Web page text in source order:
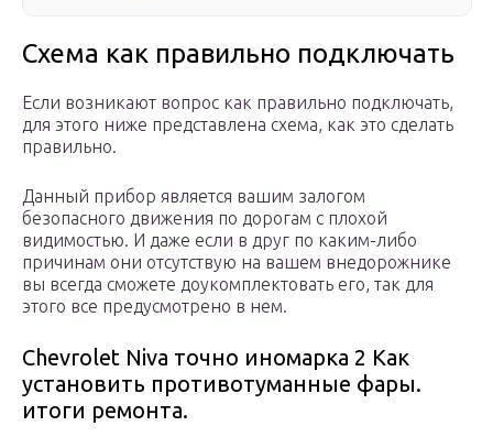
Схема как правильно подключать
Если возникают вопрос как правильно подключать,
для этого ниже представлена схема, как это сделать
правильно.
Данный прибор является вашим залогом
безопасного движения по дорогам с плохой
видимостью. И даже если в друг по каким-либо
причинам они отсутствую на вашем внедорожнике
вы всегда сможете доукомплектовать его, так для
этого все предусмотрено в нем.
Chevrolet Niva точно иномарка 2 Как
установить противотуманные фары.
итоги ремонта.